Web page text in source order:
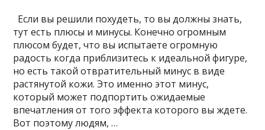
Если вы решили похудеть, то вы должны знать,
тут есть плюсы и минусы. Конечно огромным
плюсом будет, что вы испытаете огромную
радость когда приблизитесь к идеальной фигуре,
но есть такой отвратительный минус в виде
растянутой кожи. Это именно этот минус,
который может подпортить ожидаемые
впечатления от того эффекта которого вы ждете.
Вот поэтому людям, …